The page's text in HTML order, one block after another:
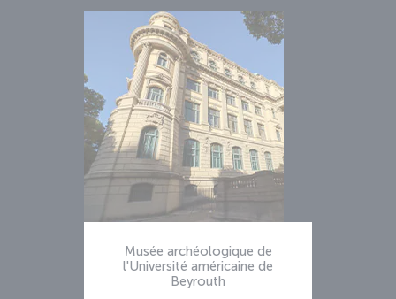
Musée archéologique de
l'Université américaine de
Beyrouth